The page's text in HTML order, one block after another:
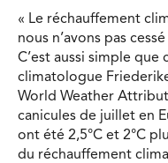
« Le réchauffement
nous n’avons pas
C’est aussi simple que
climatologue
World Weather
canicules de juillet en
ont été 2,5°C et 2°C
du réchauffement